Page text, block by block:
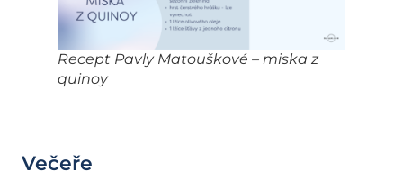
Recept Pavly Matouškové – miska z
quinoy
Večeře